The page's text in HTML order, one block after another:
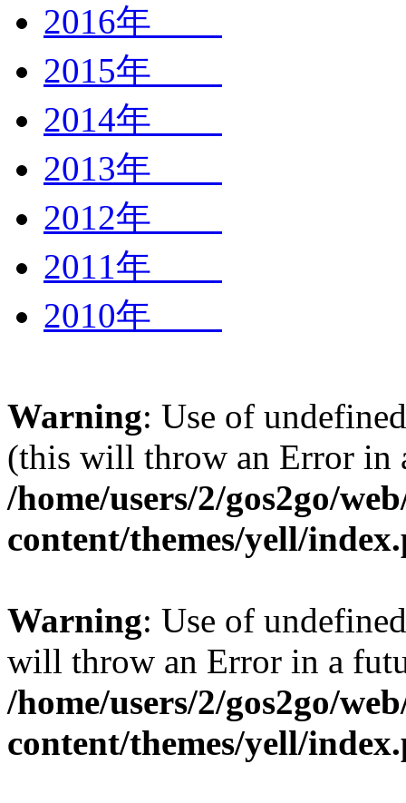
2016年
2015年
2014年
2013年
2012年
2011年
2010年
Warning: Use of
(this will throw an Error in
/home/users/2/gos2go/
content/themes/yell/
Warning: Use of
will throw an Error in a
/home/users/2/gos2go/
content/themes/yell/